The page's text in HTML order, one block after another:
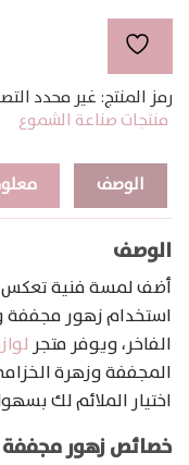
رمز المنتج: غير محدد
منتجات صناعة الشموع
الوصف
الوصف
أضف لمسة فنية تعكس
استخدام زهور مجففة
الفاخر، ويوفر متجر
المجففة وزهرة
اختيار الملائم لك
خصائص زهور مجففة